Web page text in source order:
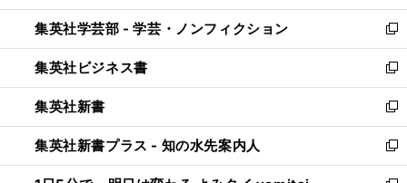
開
く
ウ
で
開
く
ン
ド
ウ
で
開
く
ウ
ィ
ン
ド
ウ
で
開
く
集英社学芸部 - 学芸・ノンフィクション
新
し
い
ウ
ィ
ン
ド
ウ
集英社ビジネス書
新
し
い
ウ
ィ
ン
集英社新書
新
し
い
ウ
集英社新書プラス - 知の水先案内人
新
し